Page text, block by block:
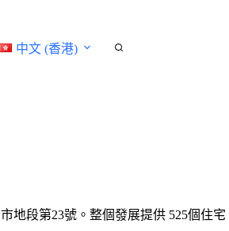
中文 (香港)
地段第23號。整個發展提供 525個住宅